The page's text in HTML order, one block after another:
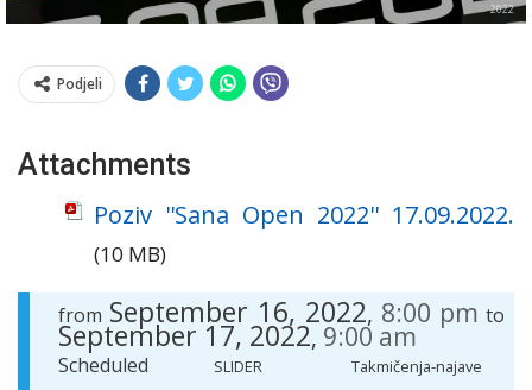
2022
Podjeli
Attachments
Poziv ''Sana Open 2022'' 17.09.2022.
(10 MB)
from September 16, 2022, 8:00 pm to
September 17, 2022, 9:00 am
Scheduled SLIDER
Takmičenja-najave